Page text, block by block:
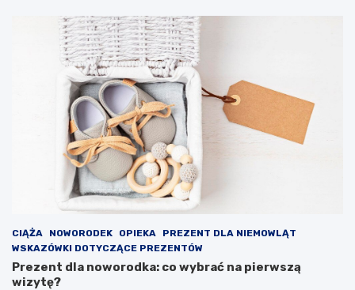
CIĄŻA NOWORODEK OPIEKA
PREZENT DLA NIEMOWLĄT
WSKAZÓWKI DOTYCZĄCE PREZENTÓW
Prezent dla noworodka: co wybrać na pierwszą
wizytę?